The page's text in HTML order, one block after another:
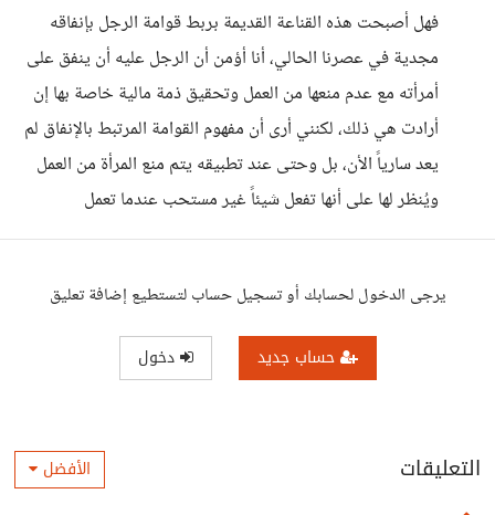
فهل أصبحت هذه القناعة القديمة بربط قوامة الرجل بإنفاقه
مجدية في عصرنا الحالي، أنا أؤمن أن الرجل عليه أن ينفق على
أمرأته مع عدم منعها من العمل وتحقيق ذمة مالية خاصة بها إن
أرادت هي ذلك، لكنني أرى أن مفهوم القوامة المرتبط بالإنفاق لم
يعد سارياً الأن، بل وحتى عند تطبيقه يتم منع المرأة من العمل
ويُنظر لها على أنها تفعل شيئاً غير مستحب عندما تعمل
يرجى الدخول لحسابك أو تسجيل حساب لتستطيع إضافة تعليق
حساب جديد دخول
التعليقات الأفضل